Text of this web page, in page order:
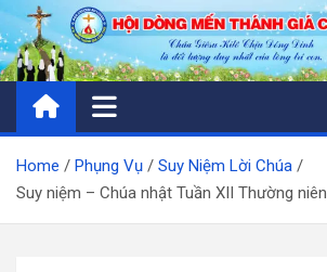
Skip
to
content
Home Phụng Vụ
Suy Niệm Lời Chúa
Suy niệm – Chúa nhật Tuần XII Thường niên